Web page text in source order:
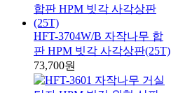
HFT-3704W/B 자작나무 합
판 HPM 빗각 사각상판(25T)
73,700원